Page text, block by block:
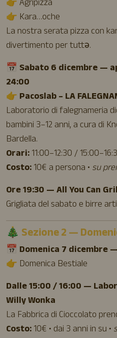
👉 Agripizza
👉 Kara…oche
La nostra serata pizza con
divertimento per tuttə.
📅 Sabato 6 dicembre —
24:00
👉 Pacoslab – LA
Laboratorio di falegnameria
bambini 3–12 anni, a cura di
Bardella.
Orari:11:00–12:30 /
Costo:10€ a persona • su
Ore 19:30 — All You Can
Grigliata del sabato e birre
🎄 Sezione 2 —
📅 Domenica 7 dicembre
👉 Domenica Bestiale
Dalle 15:00 / 16:00 —
Willy Wonka
La Fabbrica di Cioccolato
Costo:10€ • dai 3 anni in su •